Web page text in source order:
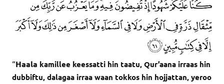
“Haala kamillee keessatti hin taatu, Qur’aana irraas hin
dubbiftu, dalagaa irraa waan tokkos hin hojjattan, yeroo